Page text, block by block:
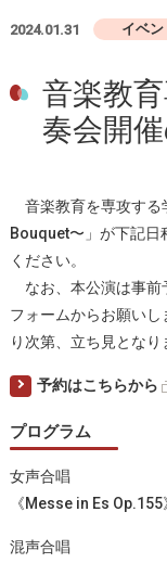
2024.01.31 イベン
⾳楽教
奏会開
⾳楽教育を専攻する
Bouquet〜」が下記⽇
ください。
なお、本公演は事前
フォームからお願い
り次第、⽴ち⾒となり
予約はこちらから
プログラム
⼥声合唱
《Messe in Es
混声合唱